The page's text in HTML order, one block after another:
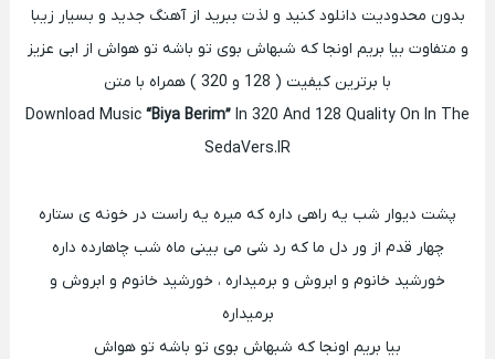
بدون محدودیت دانلود کنید و لذت ببرید از آهنگ جدید و بسیار زیبا
و متفاوت بیا بریم اونجا که شبهاش بوی تو باشه تو هواش از ابی عزیز
با برترین کیفیت ( 128 و 320 ) همراه با متن
Download Music “Biya Berim” In 320 And 128 Quality On In The
SedaVers.IR
پشت دیوار شب یه راهی داره که میره یه راست در خونه ی ستاره
چهار قدم از ور دل ما که رد شی می بینی ماه شب چاهارده داره
خورشید خانوم و ابروش و برمیداره ، خورشید خانوم و ابروش و
برمیداره
بیا بریم اونجا که شبهاش بوی تو باشه تو هواش